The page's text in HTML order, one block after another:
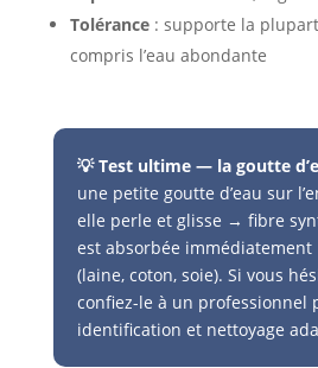
Tolérance: supporte la
compris l’eau abondante
💡 Test ultime — la goutte
une petite goutte d’eau sur
elle perle et glisse → fibre
est absorbée
(laine, coton, soie). Si vous
confiez-le à un professionnel
identification et nettoyage